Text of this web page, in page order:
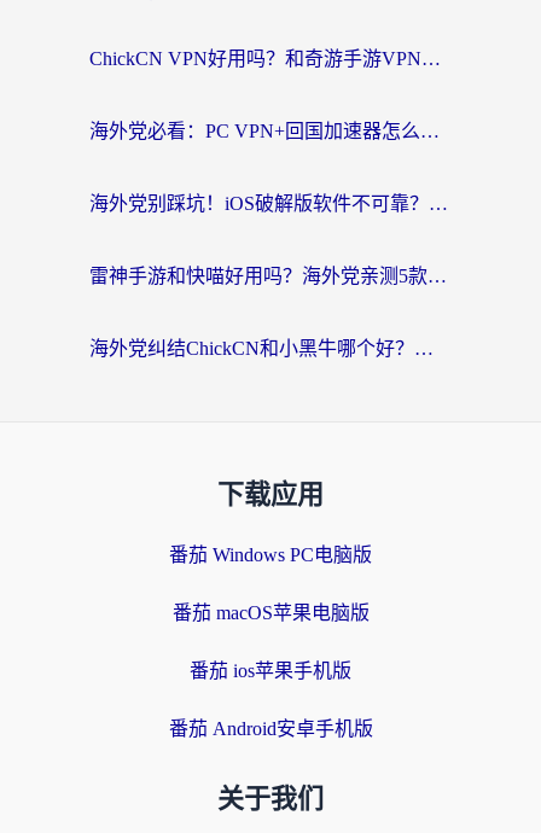
ChickCN VPN好用吗？和奇游手游VPN对比哪个回国效果更好？海外党亲测实用指南
海外党必看：PC VPN+回国加速器怎么选？无缝访问国内资源全攻略
海外党别踩坑！iOS破解版软件不可靠？教你选对回国加速器无缝看国内资源
雷神手游和快喵好用吗？海外党亲测5款回国加速器，附斧牛Bling对比+微信视频号解决办法
海外党纠结ChickCN和小黑牛哪个好？一篇帮你选对回国加速器的实用指南
下载应用
番茄 Windows PC电脑版
番茄 macOS苹果电脑版
番茄 ios苹果手机版
番茄 Android安卓手机版
关于我们